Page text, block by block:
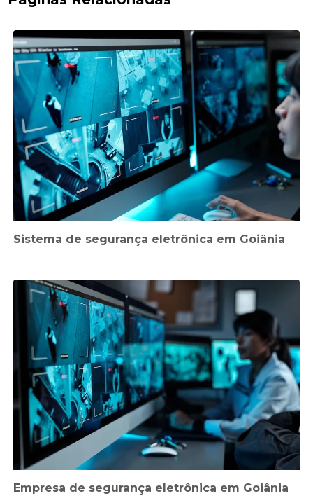
Sistema de segurança eletrônica em Goiânia
Empresa de segurança eletrônica em Goiânia